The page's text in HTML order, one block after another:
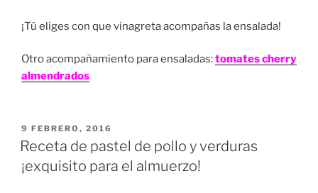
¡Tú eliges con que vinagreta acompañas la ensalada!
Otro acompañamiento para ensaladas:tomates cherry
almendrados
PUBLICADO
EN
9 FEBRERO, 2016
Receta de pastel de pollo y verduras
¡exquisito para el almuerzo!